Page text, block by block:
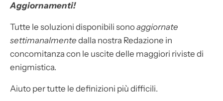
Aggiornamenti!
Tutte le soluzioni disponibili sonoaggiornate
settimanalmente dalla nostra Redazione in
concomitanza con le uscite delle maggiori riviste di
enigmistica.
Aiuto per tutte le definizioni più difficili.